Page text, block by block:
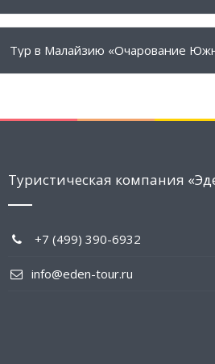
3200 $ ПОДРОБНЕЕ
Тур в Малайзию «Очарование
Туристическая компания
+7 (499) 390-6932
info@eden-tour.ru